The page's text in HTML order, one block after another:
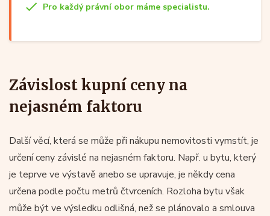
Pro každý právní obor máme specialistu.
Závislost kupní ceny na
nejasném faktoru
Další věcí, která se může při nákupu nemovitosti vymstít, je
určení ceny závislé na nejasném faktoru. Např. u bytu, který
je teprve ve výstavě anebo se upravuje, je někdy cena
určena podle počtu metrů čtvrceních. Rozloha bytu však
může být ve výsledku odlišná, než se plánovalo a smlouva